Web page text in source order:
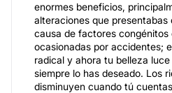
enormes beneficios,
alteraciones que presentabas
causa de factores congénitos
ocasionadas por accidentes;
radical y ahora tu belleza
siempre lo has deseado. Los
disminuyen cuando tú